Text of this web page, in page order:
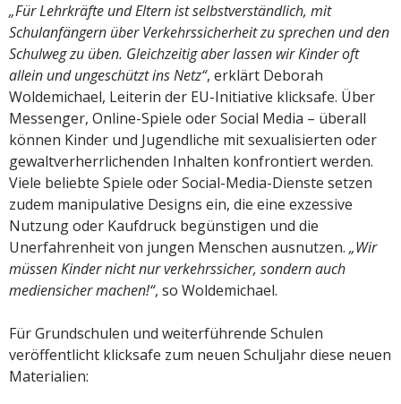
„Für Lehrkräfte und Eltern ist selbstverständlich, mit
Schulanfängern über Verkehrssicherheit zu sprechen und den
Schulweg zu üben. Gleichzeitig aber lassen wir Kinder oft
allein und ungeschützt ins Netz“, erklärt Deborah
Woldemichael, Leiterin der EU-Initiative klicksafe. Über
Messenger, Online-Spiele oder Social Media – überall
können Kinder und Jugendliche mit sexualisierten oder
gewaltverherrlichenden Inhalten konfrontiert werden.
Viele beliebte Spiele oder Social-Media-Dienste setzen
zudem manipulative Designs ein, die eine exzessive
Nutzung oder Kaufdruck begünstigen und die
Unerfahrenheit von jungen Menschen ausnutzen. „Wir
müssen Kinder nicht nur verkehrssicher, sondern auch
mediensicher machen!“, so Woldemichael.
Für Grundschulen und weiterführende Schulen
veröffentlicht klicksafe zum neuen Schuljahr diese neuen
Materialien: